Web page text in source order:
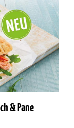
& Pane